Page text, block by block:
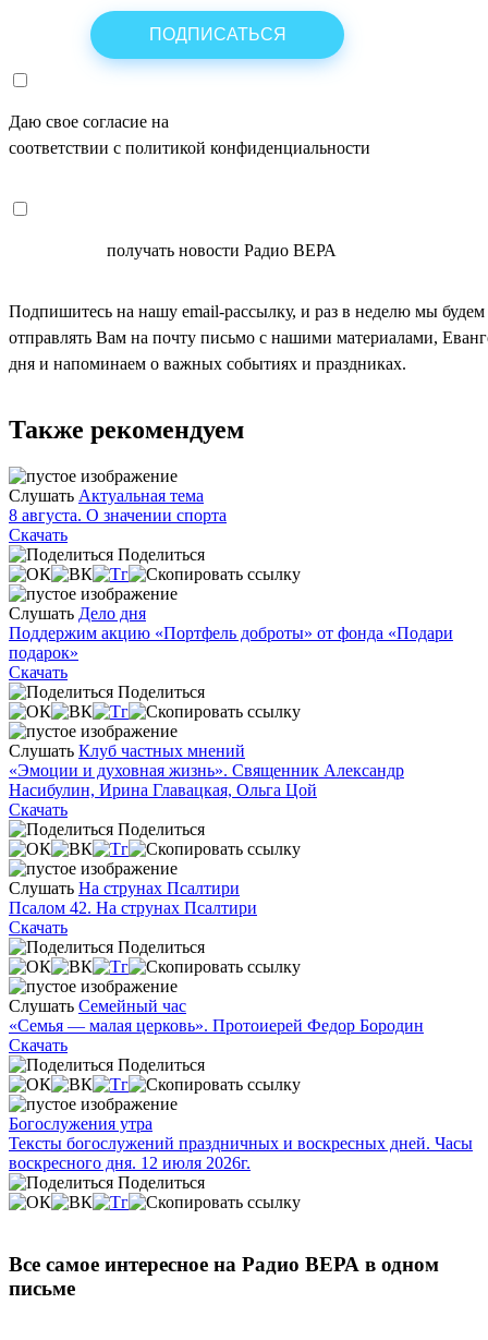
Даю свое согласие на
соответствии с политикой конфиденциальности
получать новости Радио ВЕРА
Подпишитесь на нашу email-рассылку, и раз в неделю мы будем
отправлять Вам на почту письмо с нашими материалами,
дня и напоминаем о важных событиях и праздниках.
Также рекомендуем
Слушать Актуальная тема
8 августа. О значении спорта
Скачать
Поделиться
Слушать Дело дня
Поддержим акцию «Портфель доброты» от фонда «Подари
подарок»
Скачать
Поделиться
Слушать Клуб частных мнений
«Эмоции и духовная жизнь». Священник Александр
Насибулин, Ирина Главацкая, Ольга Цой
Скачать
Поделиться
Слушать На струнах Псалтири
Псалом 42. На струнах Псалтири
Скачать
Поделиться
Слушать Семейный час
«Семья — малая церковь». Протоиерей Федор Бородин
Скачать
Поделиться
Богослужения утра
Тексты богослужений праздничных и воскресных дней. Часы
воскресного дня. 12 июля 2026г.
Поделиться
Все самое интересное на Радио ВЕРА в одном
письме